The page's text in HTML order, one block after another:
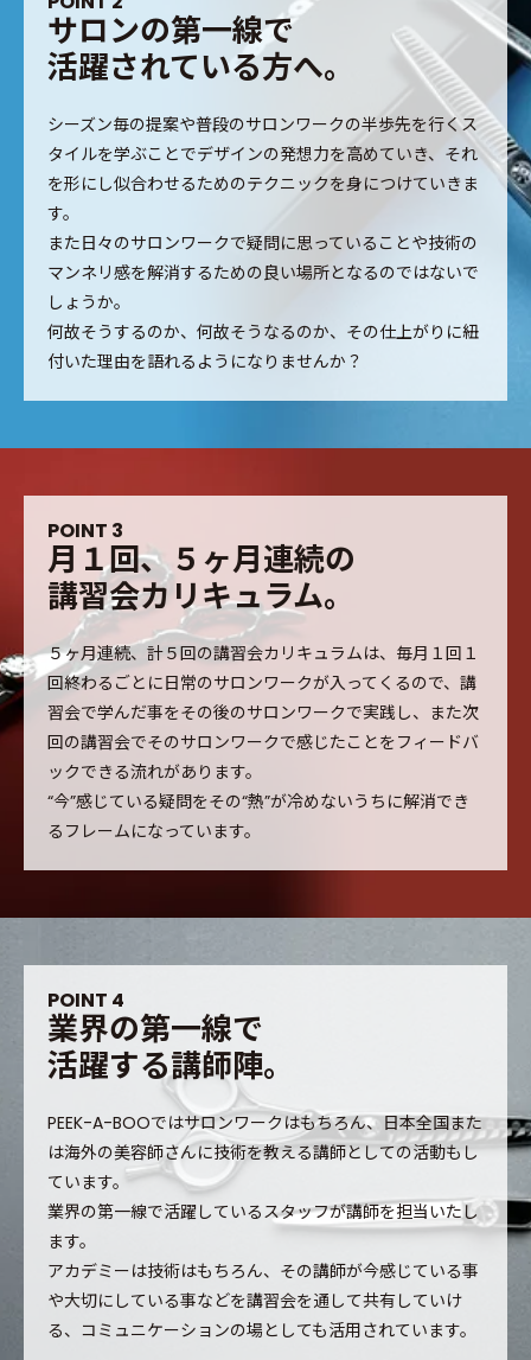
サロンの第一線で
活躍されている方へ。
シーズン毎の提案や普段のサロンワークの半歩先を行くス
タイルを学ぶことでデザインの発想力を高めていき、それ
を形にし似合わせるためのテクニックを身につけていきま
す。
また日々のサロンワークで疑問に思っていることや技術の
マンネリ感を解消するための良い場所となるのではないで
しょうか。
何故そうするのか、何故そうなるのか、その仕上がりに紐
付いた理由を語れるようになりませんか？
POINT 3
月 １回、 ５ ヶ月連続の
講習会カ リキュラム。
５ヶ月連続、計５回の講習会カリキュラムは、毎月１回１
回終わるごとに日常のサロンワークが入ってくるので、講
習会で学んだ事をその後のサロンワークで実践し、また次
回の講習会でそのサロンワークで感じたことをフィードバ
ックできる流れがあります。
“今”感じている疑問をその“熱”が冷めないうちに解消でき
るフレームになっています。
POINT 4
業界の第一線で
活躍する講師陣。
PEEK-A-BOOではサロンワークはもちろん、日本全国また
は海外の美容師さんに技術を教える講師としての活動もし
ています。
業界の第一線で活躍しているスタッフが講師を担当いたし
ます。
アカデミーは技術はもちろん、その講師が今感じている事
や大切にしている事などを講習会を通して共有していけ
る、コミュニケーションの場としても活用されています。